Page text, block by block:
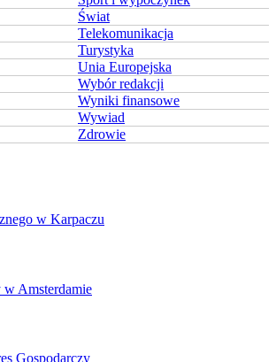
Świat
Telekomunikacja
Turystyka
Unia Europejska
Wybór redakcji
Wyniki finansowe
Wywiad
Zdrowie